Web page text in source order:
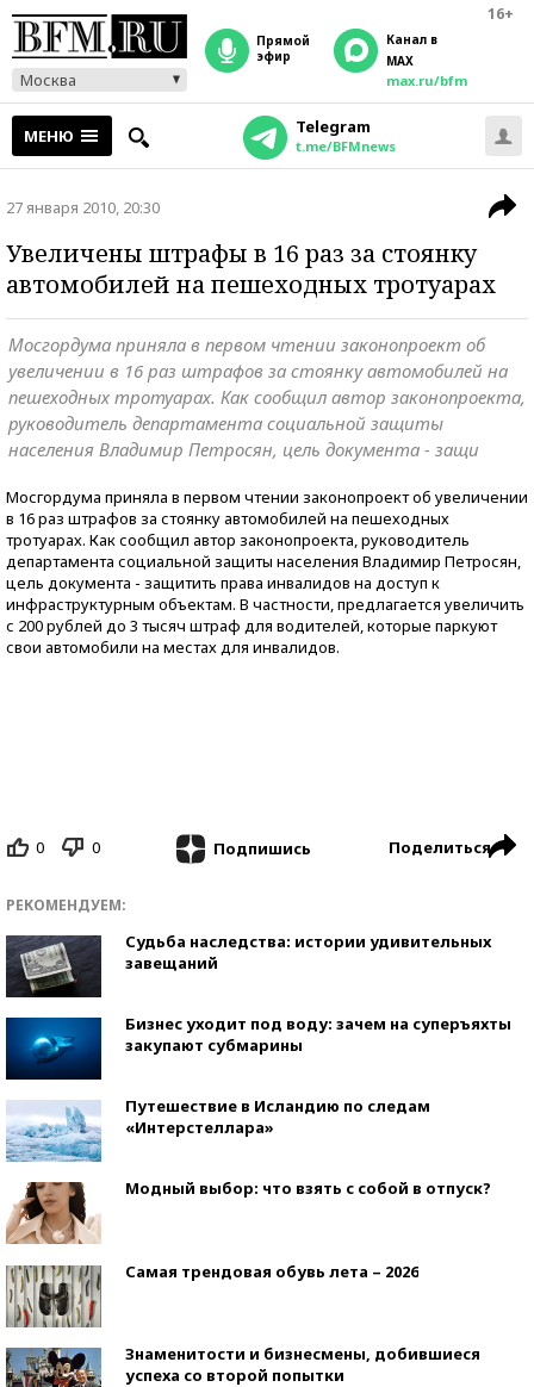
16+
Москва
прямой
эфир
Канал в
MAX
max.ru/bfm
МЕНЮ Telegram
t.me/BFMnews
27 января 2010, 20:30
Увеличены штрафы в 16 раз за стоянку
автомобилей на пешеходных тротуарах
Мосгордума приняла в первом чтении законопроект об
увеличении в 16 раз штрафов за стоянку автомобилей на
пешеходных тротуарах. Как сообщил автор законопроекта,
руководитель департамента социальной защиты
населения Владимир Петросян, цель документа - защи
Мосгордума приняла в первом чтении законопроект об увеличении
в 16 раз штрафов за стоянку автомобилей на пешеходных
тротуарах. Как сообщил автор законопроекта, руководитель
департамента социальной защиты населения Владимир Петросян,
цель документа - защитить права инвалидов на доступ к
инфраструктурным объектам. В частности, предлагается увеличить
с 200 рублей до 3 тысяч штраф для водителей, которые паркуют
свои автомобили на местах для инвалидов.
0 0 Подпишись Поделиться
РЕКОМЕНДУЕМ:
Судьба наследства: истории удивительных
завещаний
Бизнес уходит под воду: зачем на суперъяхты
закупают субмарины
Путешествие в Исландию по следам
«Интерстеллара»
Модный выбор: что взять с собой в отпуск?
Самая трендовая обувь лета – 2026
Знаменитости и бизнесмены, добившиеся
успеха со второй попытки